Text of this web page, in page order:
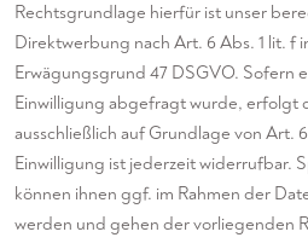
Rechtsgrundlage hierfür ist unser
Direktwerbung nach Art. 6 Abs. 1 lit. f
Erwägungsgrund 47 DSGVO. Sofern
Einwilligung abgefragt wurde, erfolgt
ausschließlich auf Grundlage von Art.
Einwilligung ist jederzeit widerrufbar.
können ihnen ggf. im Rahmen der
werden und gehen der vorliegenden